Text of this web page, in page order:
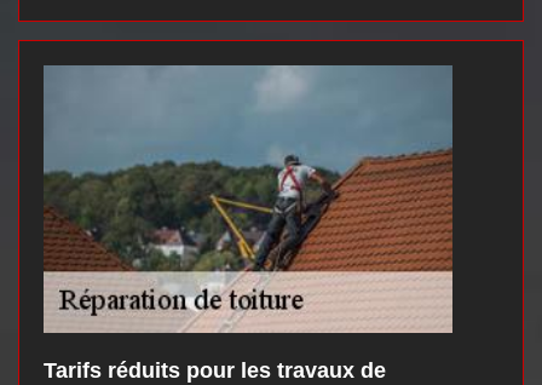
Tarifs réduits pour les travaux de